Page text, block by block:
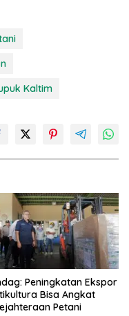
Kaltim
Peningkatan Ekspor
Bisa Angkat
Petani